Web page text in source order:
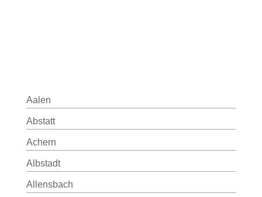
Aalen
Abstatt
Achern
Albstadt
Allensbach